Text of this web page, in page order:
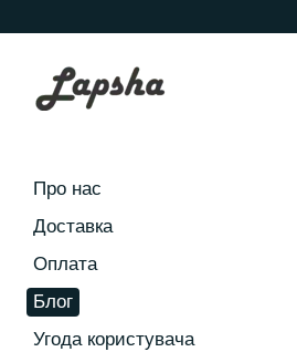
Про нас
Доставка
Оплата
Блог
Угода користувача